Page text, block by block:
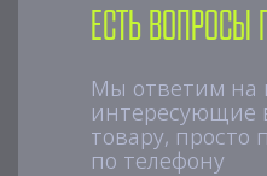
Есть вопросы
Мы ответим на
интересующие
товару, просто
по телефону